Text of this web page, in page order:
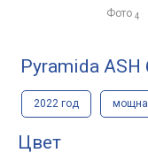
Фото 4
Pyramida ASH
2022 год
Цвет